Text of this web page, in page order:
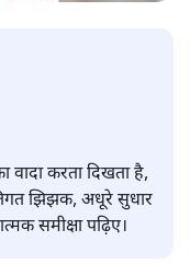
करता दिखता है,
झिझक, अधूरे सुधार
समीक्षा पढ़िए।